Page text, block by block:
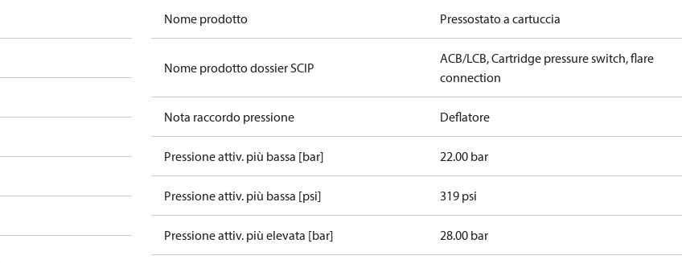
Nome prodotto Pressostato a cartuccia
Nome prodotto dossier SCIP
ACB/LCB, Cartridge pressure switch, flare
connection
Nota raccordo pressione Deflatore
Pressione attiv. più bassa [bar] 22.00 bar
Pressione attiv. più bassa [psi] 319 psi
Pressione attiv. più elevata [bar] 28.00 bar